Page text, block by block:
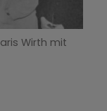
Wirth mit